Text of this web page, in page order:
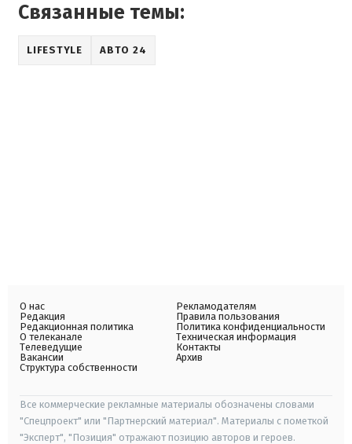
Связанные темы:
LIFESTYLE АВТО 24
О нас
Редакция
Редакционная политика
О телеканале
Телеведущие
Вакансии
Структура собственности
Рекламодателям
Правила пользования
Политика конфиденциальности
Техническая информация
Контакты
Архив
Все коммерческие рекламные материалы обозначены словами
"Спецпроект" или "Партнерский материал". Материалы с пометкой
"Эксперт", "Позиция" отражают позицию авторов и героев.